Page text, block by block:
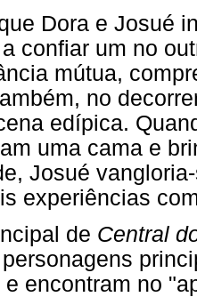
Dora e Josué
confiar um no
mútua,
no
edípica.
uma cama e
Josué
experiências
de Central
e encontram no